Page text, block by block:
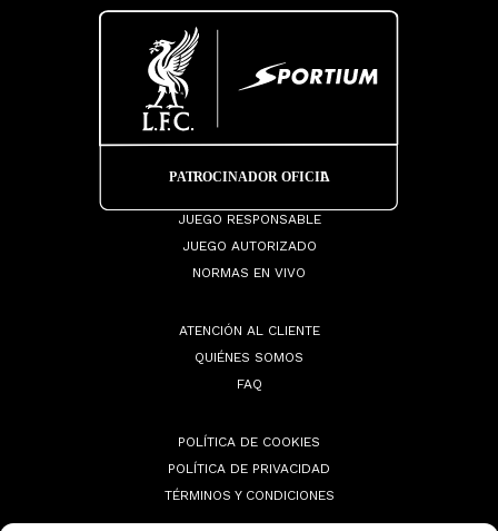
JUEGO RESPONSABLE
JUEGO AUTORIZADO
NORMAS EN VIVO
ATENCIÓN AL CLIENTE
QUIÉNES SOMOS
FAQ
POLÍTICA DE COOKIES
POLÍTICA DE PRIVACIDAD
TÉRMINOS Y CONDICIONES